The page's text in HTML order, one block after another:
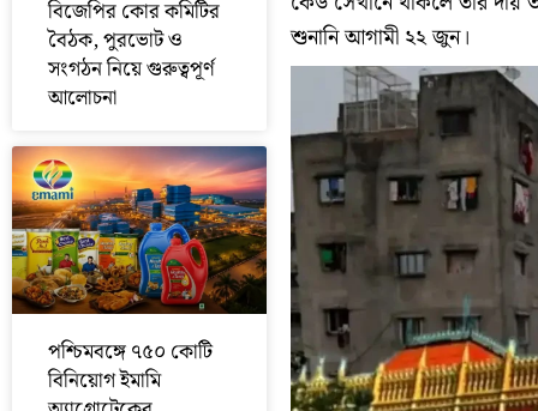
বিজেপির কোর কমিটির
বৈঠক, পুরভোট ও
সংগঠন নিয়ে গুরুত্বপূর্ণ
আলোচনা
পশ্চিমবঙ্গে ৭৫০ কোটি
বিনিয়োগ ইমামি
শুনানি আগামী ২২ জুন।